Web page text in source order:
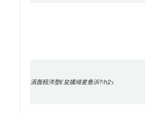
涓轰粈涔堥€夋嫨绮夎惫浜?/h2>